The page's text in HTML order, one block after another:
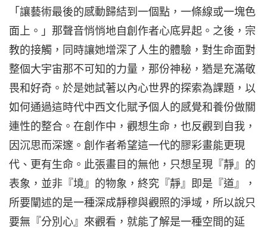
「讓藝術最後的感動歸結到一個點，一條線或一塊色
面上。」那聲音悄悄地自創作者心底昇起。之後，宗
教的接觸，同時讓她增深了人生的體驗，對生命面對
整個大宇宙那不可知的力量，那份神秘，猶是充滿敬
畏和好奇。於是她試著以內心世界的探索為課題，以
如何通過這時代中西文化賦予個人的感覺和養份做關
連性的整合。在創作中，觀想生命，也反觀到自我，
因沉思而深邃。創作者希望這一代的膠彩畫能更現
代、更有生命。此張畫目的無他，只想呈現『靜』的
表象，並非『境』的物象，終究『靜』即是『道』，
所要闡述的是一種深成靜穆與觀照的淨域，所以說只
要無『分別心』來觀看，就能了解是一種空間的延